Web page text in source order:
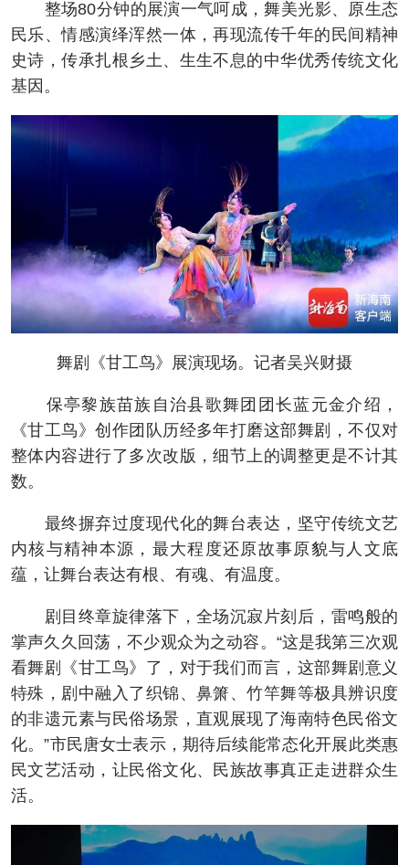
整场80分钟的展演一气呵成，舞美光影、原生态
民乐、情感演绎浑然一体，再现流传千年的民间精神
史诗，传承扎根乡土、生生不息的中华优秀传统文化
基因。
舞剧《甘工鸟》展演现场。记者吴兴财摄
保亭黎族苗族自治县歌舞团团长蓝元金介绍，
《甘工鸟》创作团队历经多年打磨这部舞剧，不仅对
整体内容进行了多次改版，细节上的调整更是不计其
数。
最终摒弃过度现代化的舞台表达，坚守传统文艺
内核与精神本源，最大程度还原故事原貌与人文底
蕴，让舞台表达有根、有魂、有温度。
剧目终章旋律落下，全场沉寂片刻后，雷鸣般的
掌声久久回荡，不少观众为之动容。“这是我第三次观
看舞剧《甘工鸟》了，对于我们而言，这部舞剧意义
特殊，剧中融入了织锦、鼻箫、竹竿舞等极具辨识度
的非遗元素与民俗场景，直观展现了海南特色民俗文
化。”市民唐女士表示，期待后续能常态化开展此类惠
民文艺活动，让民俗文化、民族故事真正走进群众生
活。